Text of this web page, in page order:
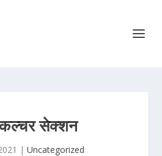
सेक्शन
| Uncategorized